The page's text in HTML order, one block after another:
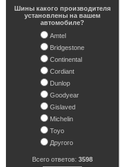
Шины какого производителя
установлены на вашем
автомобиле?
Amtel
Bridgestone
Continental
Cordiant
Dunlop
Goodyear
Gislaved
Michelin
Toyo
Другого
Всего ответов: 3598